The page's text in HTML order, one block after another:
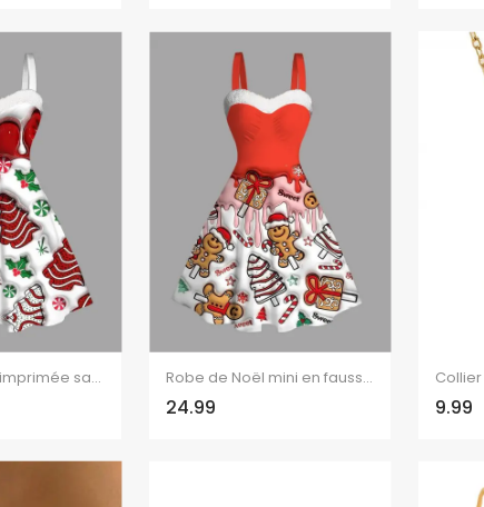
Robe de Noël imprimée sapin de Noël, mini-robe en fausse fourrure Robe de Noël mini en fausse fourrure avec imprimé bonhomme en pain d'épice et sapin.
24.99 9.99